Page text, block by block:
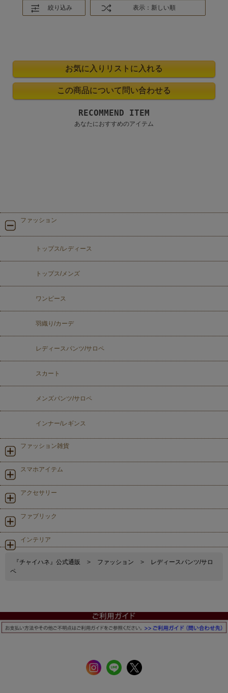
絞り込み 表示：新しい順
RECOMMEND ITEM
あなたにおすすめのアイテム
ファッション
トップス/レディース
トップス/メンズ
ワンピース
羽織り/カーデ
レディースパンツ/サロペ
スカート
メンズパンツ/サロペ
インナー/レギンス
ファッション雑貨
スマホアイテム
アクセサリー
ファブリック
インテリア
『チャイハネ』公式通販 > ファッション >
レディースパンツ/サロ
ペ